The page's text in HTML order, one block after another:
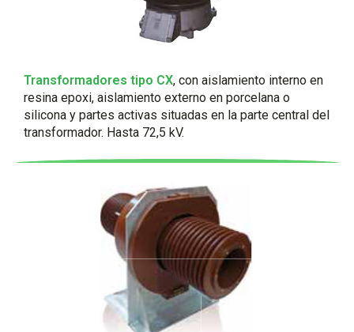
Transformadores tipo CX, con aislamiento interno en
resina epoxi, aislamiento externo en porcelana o
silicona y partes activas situadas en la parte central del
transformador. Hasta 72,5 kV.